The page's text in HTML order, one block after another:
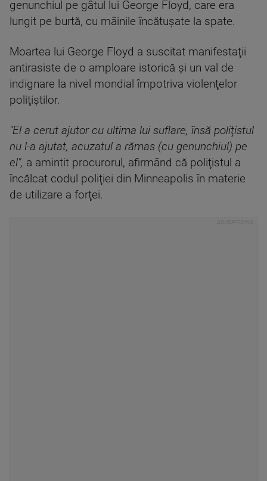
genunchiul pe gâtul lui George Floyd, care era
lungit pe burtă, cu mâinile încătuşate la spate.
Moartea lui George Floyd a suscitat manifestaţii
antirasiste de o amploare istorică şi un val de
indignare la nivel mondial împotriva violenţelor
poliţiştilor.
"El a cerut ajutor cu ultima lui suflare, însă poliţistul
nu l-a ajutat, acuzatul a rămas (cu genunchiul) pe
el", a amintit procurorul, afirmând că poliţistul a
încălcat codul poliţiei din Minneapolis în materie
de utilizare a forţei.